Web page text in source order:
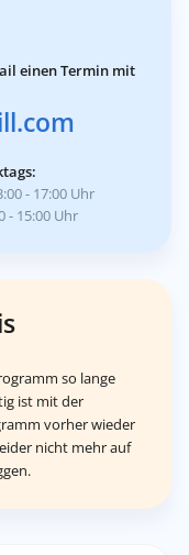
einen Termin mit
- 17:00 Uhr
- 15:00 Uhr
so lange
ist mit der
vorher wieder
nicht mehr auf